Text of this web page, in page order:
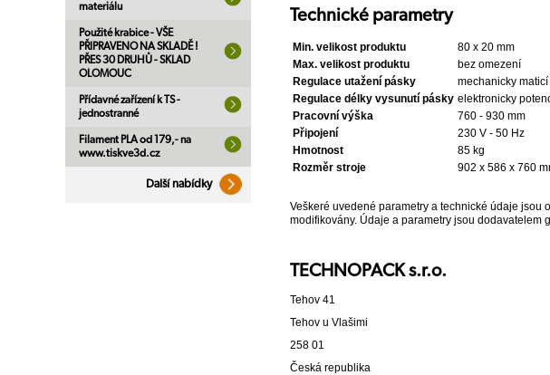
materiálu
Použité krabice - VŠE
PŘIPRAVENO NA SKLADĚ !
PŘES 30 DRUHŮ - SKLAD
OLOMOUC
Přídavné zařízení k TS -
jednostranné
Filament PLA od 179,- na
www.tiskve3d.cz
Další nabídky
Technické parametry
Min. velikost produktu
80 x 20 mm
Max. velikost produktu
bez omezení
Regulace utažení pásky
mechanicky
Regulace délky vysunutí pásky elektronicky
Pracovní výška
760 - 930 mm
Připojení
230 V - 50 Hz
Hmotnost
85 kg
Rozměr stroje
902 x 586 x 760
Veškeré uvedené parametry a technické údaje
modifikovány. Údaje a parametry jsou dodavatelem
TECHNOPACK s.r.o.
Tehov 41
Tehov u Vlašimi
258 01
Česká republika